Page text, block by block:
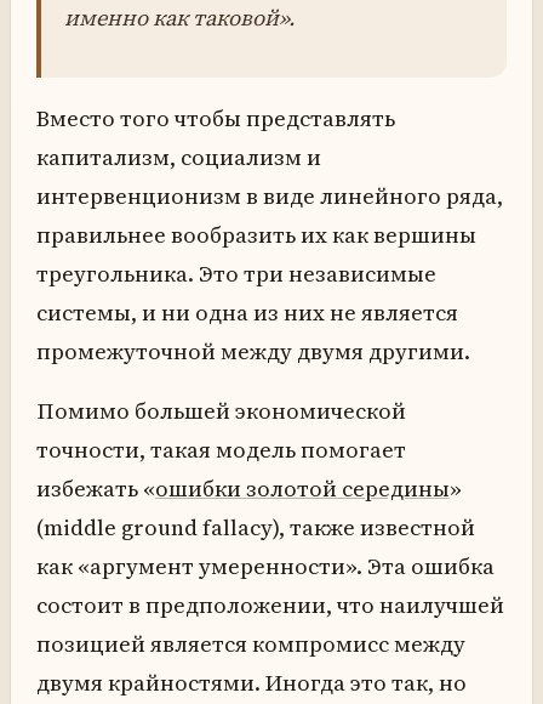
именно как таковой».
Вместо того чтобы представлять
капитализм, социализм и
интервенционизм в виде линейного ряда,
правильнее вообразить их как вершины
треугольника. Это три независимые
системы, и ни одна из них не является
промежуточной между двумя другими.
Помимо большей экономической
точности, такая модель помогает
избежать «ошибки золотой середины»
(middle ground fallacy), также известной
как «аргумент умеренности». Эта ошибка
состоит в предположении, что наилучшей
позицией является компромисс между
двумя крайностями. Иногда это так, но